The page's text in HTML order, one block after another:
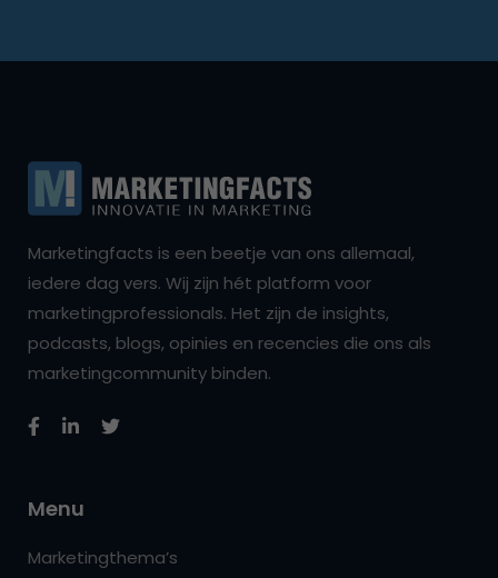
Marketingfacts is een beetje van ons allemaal,
iedere dag vers. Wij zijn hét platform voor
marketingprofessionals. Het zijn de insights,
podcasts, blogs, opinies en recencies die ons als
marketingcommunity binden.
Menu
Marketingthema’s